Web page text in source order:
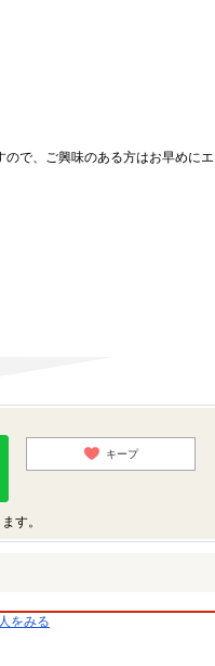
で、ご興味のある方はお早めに
キープ
す。
をみる